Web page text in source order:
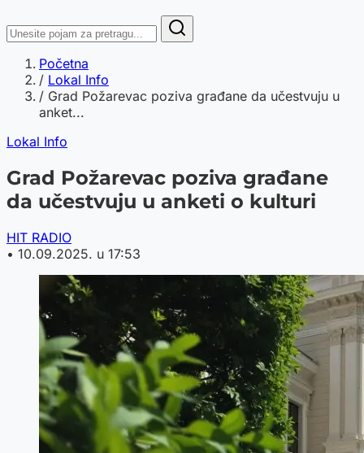
Početna
/ Lokal Info
/ Grad Požarevac poziva građane da učestvuju u
anket...
Lokal Info
Grad Požarevac poziva građane
da učestvuju u anketi o kulturi
HIT RADIO
• 10.09.2025. u 17:53